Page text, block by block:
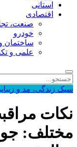
استانی
اقتصادی
صنعت،
خودرو
ساختمان
علمی و
سبک زندگی، مد و
نکات
مختلف: